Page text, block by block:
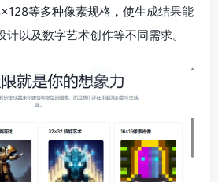
等多种像素规格，使生成结果能
以及数字艺术创作等不同需求。